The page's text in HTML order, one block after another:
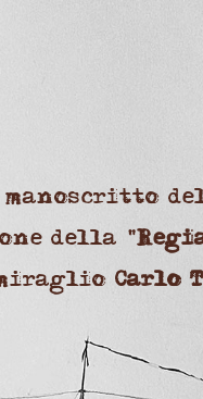
della "
Carlo